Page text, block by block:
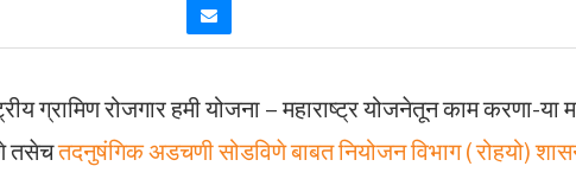
ग्रामिण रोजगार हमी योजना – महाराष्ट्र योजनेतून काम करणा-या
तसेचतदनुषंगिक अडचणी सोडविणे बाबत नियोजन विभाग ( रोहयो)